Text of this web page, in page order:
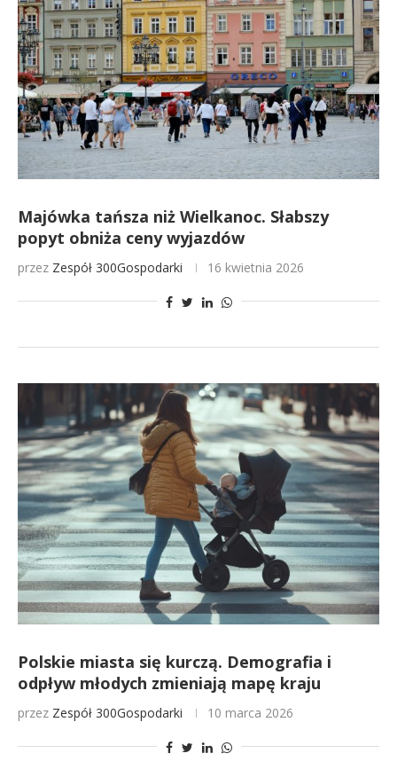
Majówka tańsza niż Wielkanoc. Słabszy
popyt obniża ceny wyjazdów
przez Zespół 300Gospodarki 16 kwietnia 2026
Polskie miasta się kurczą. Demografia i
odpływ młodych zmieniają mapę kraju
przez Zespół 300Gospodarki 10 marca 2026